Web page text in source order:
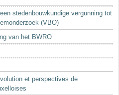
stedenbouwkundige vergunning tot
(VBO)
van het BWRO
et perspectives de